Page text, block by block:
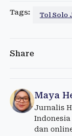
Tags: Tol Solo
Share
Maya
Jurnalis
dan